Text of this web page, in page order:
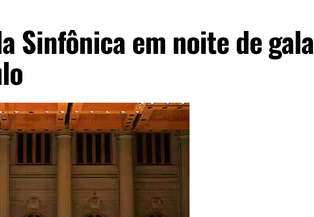
Sinfônica em noite de gala